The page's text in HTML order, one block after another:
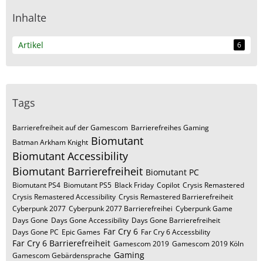
Inhalte
Artikel 6
Tags
Barrierefreiheit auf der Gamescom Barrierefreihes Gaming
Batman Arkham Knight Biomutant
Biomutant Accessibility
Biomutant Barrierefreiheit Biomutant PC
Biomutant PS4 Biomutant PS5 Black Friday Copilot Crysis Remastered
Crysis Remastered Accessibility Crysis Remastered Barrierefreiheit
Cyberpunk 2077 Cyberpunk 2077 Barrierefreihei Cyberpunk Game
Days Gone Days Gone Accessibility Days Gone Barrierefreiheit
Days Gone PC Epic Games Far Cry 6 Far Cry 6 Accessbility
Far Cry 6 Barrierefreiheit Gamescom 2019 Gamescom 2019 Köln
Gamescom Gebärdensprache Gaming